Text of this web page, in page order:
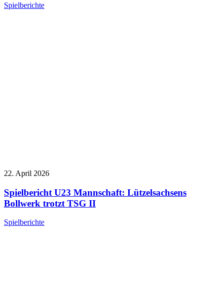
Spielberichte
22. April 2026
Spielbericht U23 Mannschaft: Lützelsachsens
Bollwerk trotzt TSG II
Spielberichte